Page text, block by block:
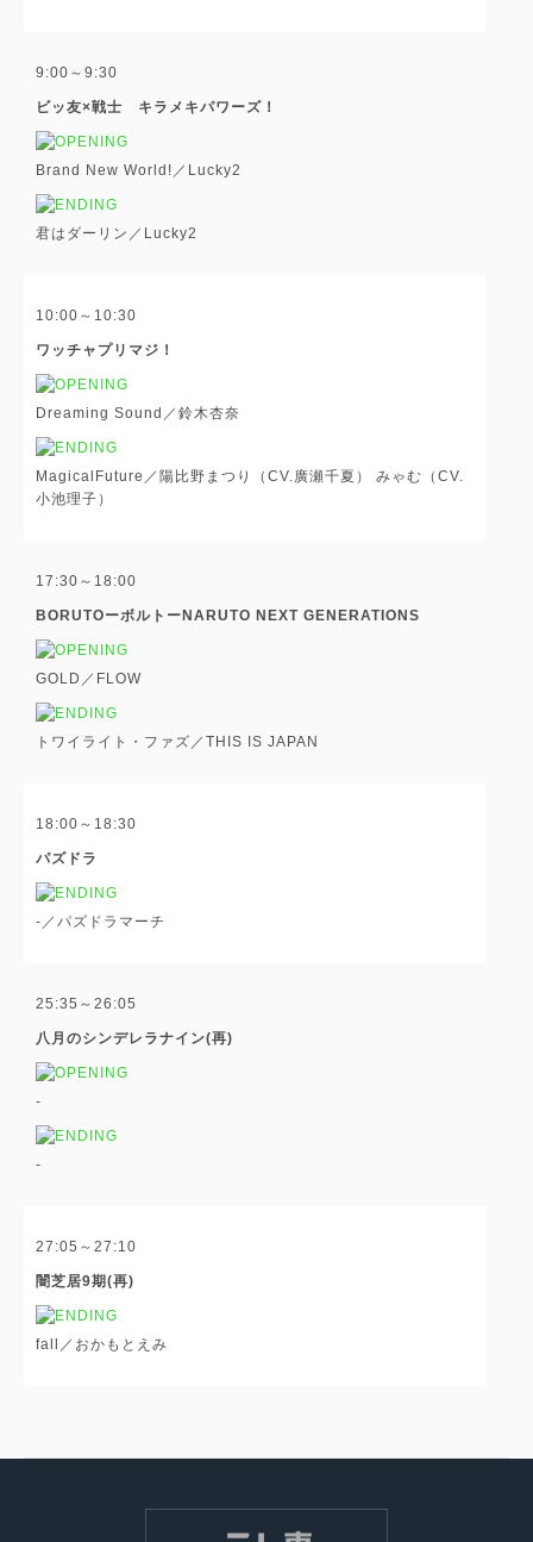
9:00～9:30
ビッ友×戦士 キラメキパワーズ！
Brand New World!／Lucky2
君はダーリン／Lucky2
10:00～10:30
ワッチャプリマジ！
Dreaming Sound／鈴木杏奈
MagicalFuture／陽比野まつり（CV.廣瀬千夏） みゃむ（CV.
小池理子）
17:30～18:00
BORUTOーボルトーNARUTO NEXT GENERATIONS
GOLD／FLOW
トワイライト・ファズ／THIS IS JAPAN
18:00～18:30
パズドラ
-／パズドラマーチ
25:35～26:05
八月のシンデレラナイン(再)
-
-
27:05～27:10
闇芝居9期(再)
fall／おかもとえみ